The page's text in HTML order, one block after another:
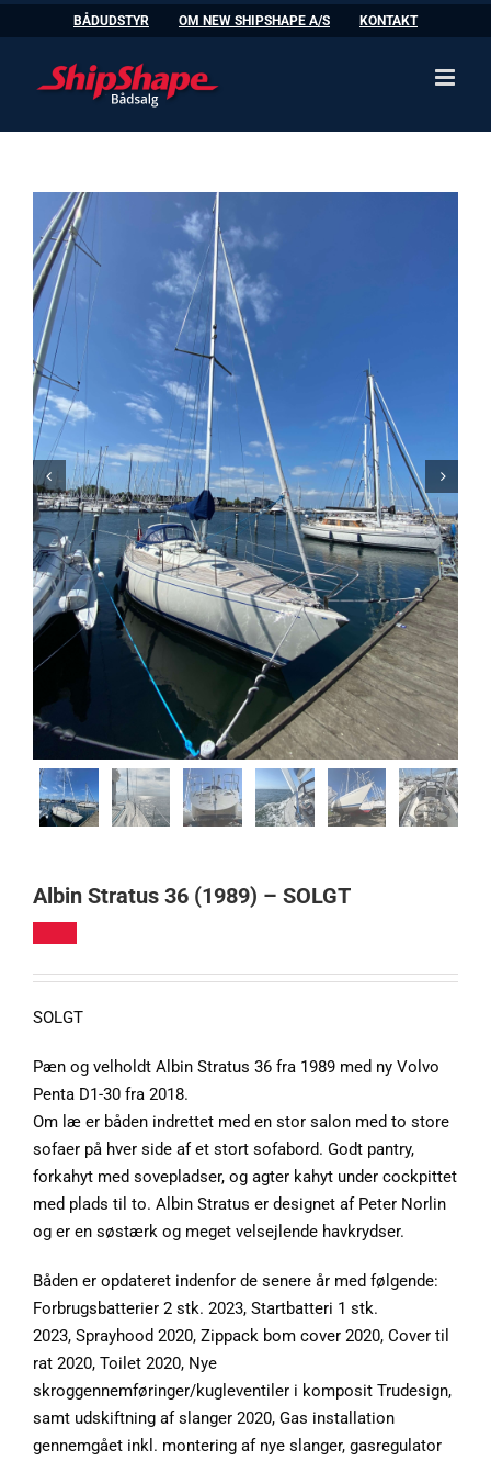
to
BÅDUDSTYR OM NEW SHIPSHAPE A/S KONTAKT
 
Albin Stratus 36 (1989) – SOLGT
SOLGT
Pæn og velholdt Albin Stratus 36 fra 1989 med ny Volvo
Penta D1-30 fra 2018.
Om læ er båden indrettet med en stor salon med to store
sofaer på hver side af et stort sofabord. Godt pantry,
forkahyt med sovepladser, og agter kahyt under cockpittet
med plads til to. Albin Stratus er designet af Peter Norlin
og er en søstærk og meget velsejlende havkrydser.
Båden er opdateret indenfor de senere år med følgende:
Forbrugsbatterier 2 stk. 2023, Startbatteri 1 stk.
2023, Sprayhood 2020, Zippack bom cover 2020, Cover til
rat 2020, Toilet 2020, Nye
skroggennemføringer/kugleventiler i komposit Trudesign,
samt udskiftning af slanger 2020, Gas installation
gennemgået inkl. montering af nye slanger, gasregulator